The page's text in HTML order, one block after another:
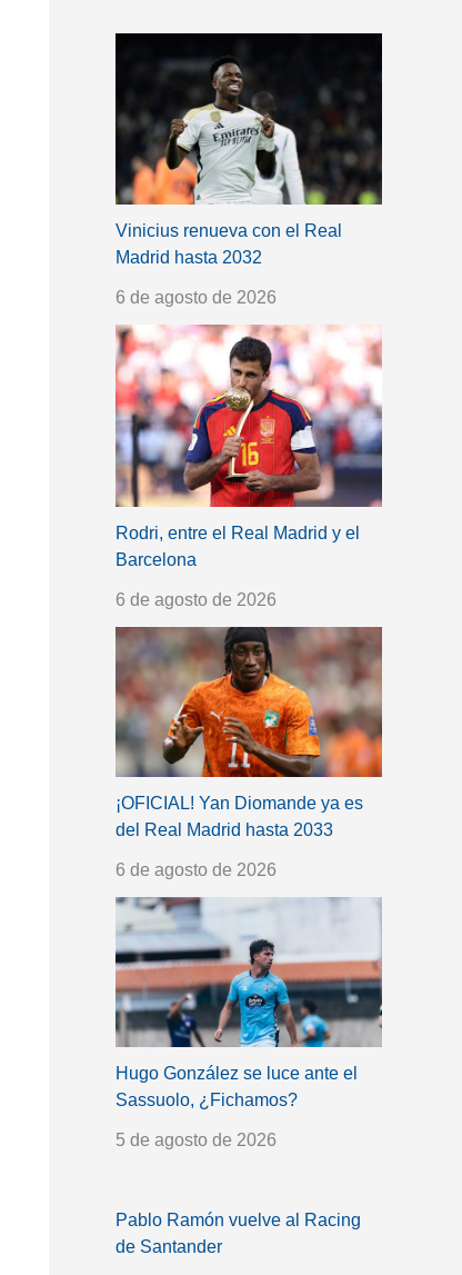
Vinicius renueva con el Real
Madrid hasta 2032
6 de agosto de 2026
Rodri, entre el Real Madrid y el
Barcelona
6 de agosto de 2026
¡OFICIAL! Yan Diomande ya es
del Real Madrid hasta 2033
6 de agosto de 2026
Hugo González se luce ante el
Sassuolo, ¿Fichamos?
5 de agosto de 2026
Pablo Ramón vuelve al Racing
de Santander